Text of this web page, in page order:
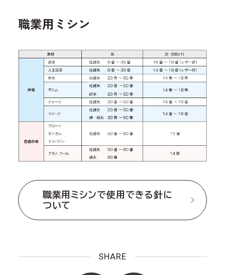
職業用ミシン
職業用ミシンで使用できる針に
ついて
SHARE